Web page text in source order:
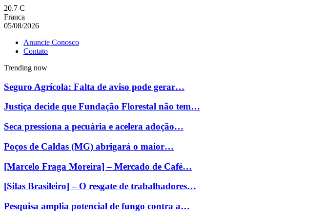
20.7 C
Franca
05/08/2026
Anuncie Conosco
Contato
Trending now
Seguro Agrícola: Falta de aviso pode gerar…
Justiça decide que Fundação Florestal não tem…
Seca pressiona a pecuária e acelera adoção…
Poços de Caldas (MG) abrigará o maior…
[Marcelo Fraga Moreira] – Mercado de Café…
[Silas Brasileiro] – O resgate de trabalhadores…
Pesquisa amplia potencial de fungo contra a…